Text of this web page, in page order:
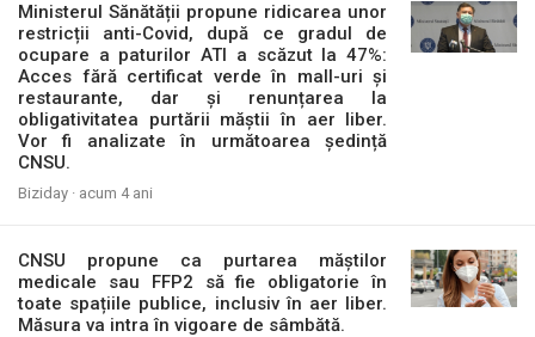
Ministerul Sănătății propune ridicarea unor
restricții anti-Covid, după ce gradul de
ocupare a paturilor ATI a scăzut la 47%:
Acces fără certificat verde în mall-uri și
restaurante, dar și renunțarea la
obligativitatea purtării măștii în aer liber.
Vor fi analizate în următoarea ședință
CNSU.
Biziday · acum 4 ani
CNSU propune ca purtarea măștilor
medicale sau FFP2 să fie obligatorie în
toate spațiile publice, inclusiv în aer liber.
Măsura va intra în vigoare de sâmbătă.